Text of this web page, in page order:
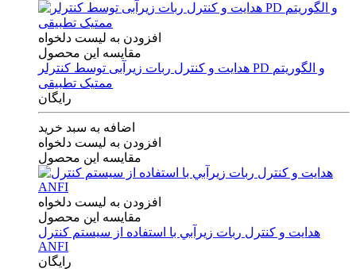
افزودن به لیست دلخواه
مقایسه این محصول
هدایت و کنترل ربات زیرآبی توسط کنترلر PD و الگوریتم
ممتیک تطبیقی
رایگان
اضافه به سبد خرید
افزودن به لیست دلخواه
مقایسه این محصول
افزودن به لیست دلخواه
مقایسه این محصول
هدايت و كنترل ربات زيرآبي با استفاده از سيستم كنترل
ANFI
رایگان